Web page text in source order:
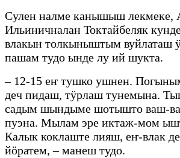
Сулен налме канышыш лекмеке,
Ильиничналан Токтайбеляк
влакын толкыныштым вуйлаташ
пашам тудо ынде лу ий шукта.
– 12-15 еҥ тушко ушнен.
деч пидаш, тӱрлаш тунемына.
садым шындыме шотышто ваш-
пуэна. Мылам эре иктаж-мом
Калык коклаште лияш, еҥ-влак
йӧратем, – манеш тудо.